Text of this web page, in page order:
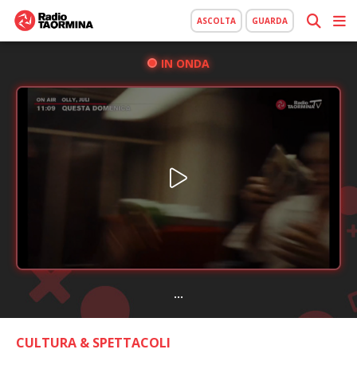
ASCOLTA GUARDA
IN ONDA
...
CULTURA & SPETTACOLI